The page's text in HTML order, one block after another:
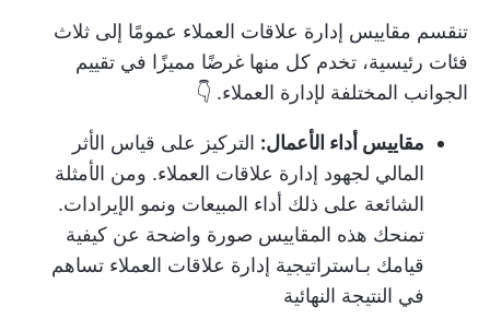
تنقسم مقاييس إدارة علاقات العملاء عمومًا إلى ثلاث
فئات رئيسية، تخدم كل منها غرضًا مميزًا في تقييم
الجوانب المختلفة لإدارة العملاء. 👇
مقاييس أداء الأعمال: التركيز على قياس الأثر
المالي لجهود إدارة علاقات العملاء. ومن الأمثلة
الشائعة على ذلك أداء المبيعات ونمو الإيرادات.
تمنحك هذه المقاييس صورة واضحة عن كيفية
قيامك بـاستراتيجية إدارة علاقات العملاء تساهم
في النتيجة النهائية